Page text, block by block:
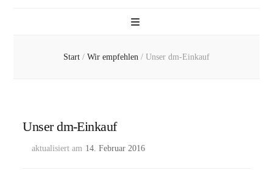
Start / Wir empfehlen / Unser dm-Einkauf
Unser dm-Einkauf
aktualisiert am 14. Februar 2016